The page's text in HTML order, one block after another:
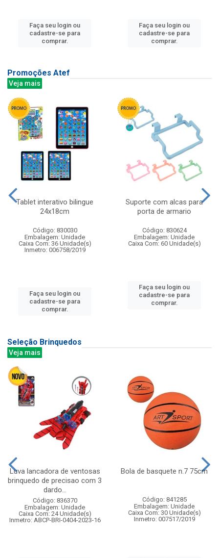
Faça seu login ou
cadastre-se para
comprar.
Faça seu login ou
cadastre-se para
comprar.
Promoções Atef
Veja mais
Tablet interativo bilingue
24x18cm
Código: 830030
Embalagem: Unidade
Caixa Com: 36 Unidade(s)
Inmetro: 006758/2019
Faça seu login ou
cadastre-se para
comprar.
Suporte com alcas para
porta de armario
Código: 830624
Embalagem: Unidade
Caixa Com: 60 Unidade(s)
Faça seu login ou
cadastre-se para
comprar.
Seleção Brinquedos
Veja mais
Luva lancadora de ventosas
brinquedo de precisao com 3
dardo...
Código: 836370
Embalagem: Unidade
Caixa Com: 24 Unidade(s)
Inmetro: ABCP-BRI-0404-2023-16
Bola de basquete n.7 75cm
Código: 841285
Embalagem: Unidade
Caixa Com: 30 Unidade(s)
Inmetro: 007517/2019